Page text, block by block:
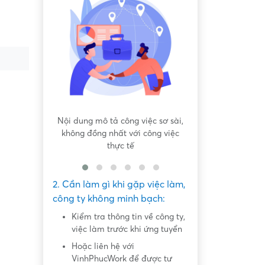
Nội dung mô tả công việc sơ sài,
không đồng nhất với công việc
thực tế
2. Cần làm gì khi gặp việc làm,
công ty không minh bạch:
Kiểm tra thông tin về công ty,
việc làm trước khi ứng tuyển
Hoặc liên hệ với
VinhPhucWork để được tư